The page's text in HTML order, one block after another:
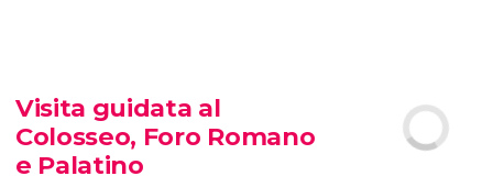
Musei Vaticani e
Sistina
Visita guidata al
Colosseo, Foro Romano
e Palatino